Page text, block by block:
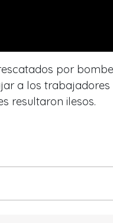
por
a los trabajadores
resultaron ilesos.